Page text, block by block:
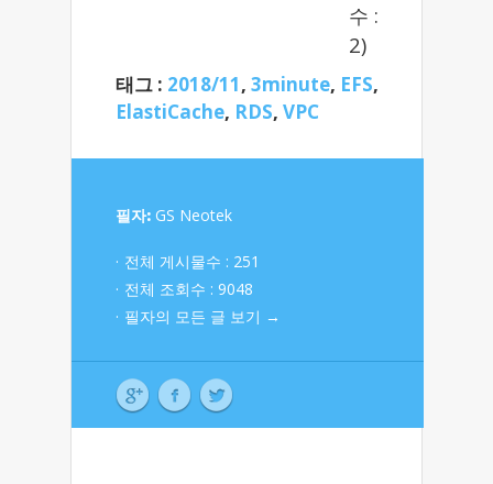
수 :
2)
태그 : 2018/11, 3minute, EFS,
ElastiCache, RDS, VPC
필자: GS Neotek
전체 게시물수 : 251
전체 조회수 : 9048
필자의 모든 글 보기 →